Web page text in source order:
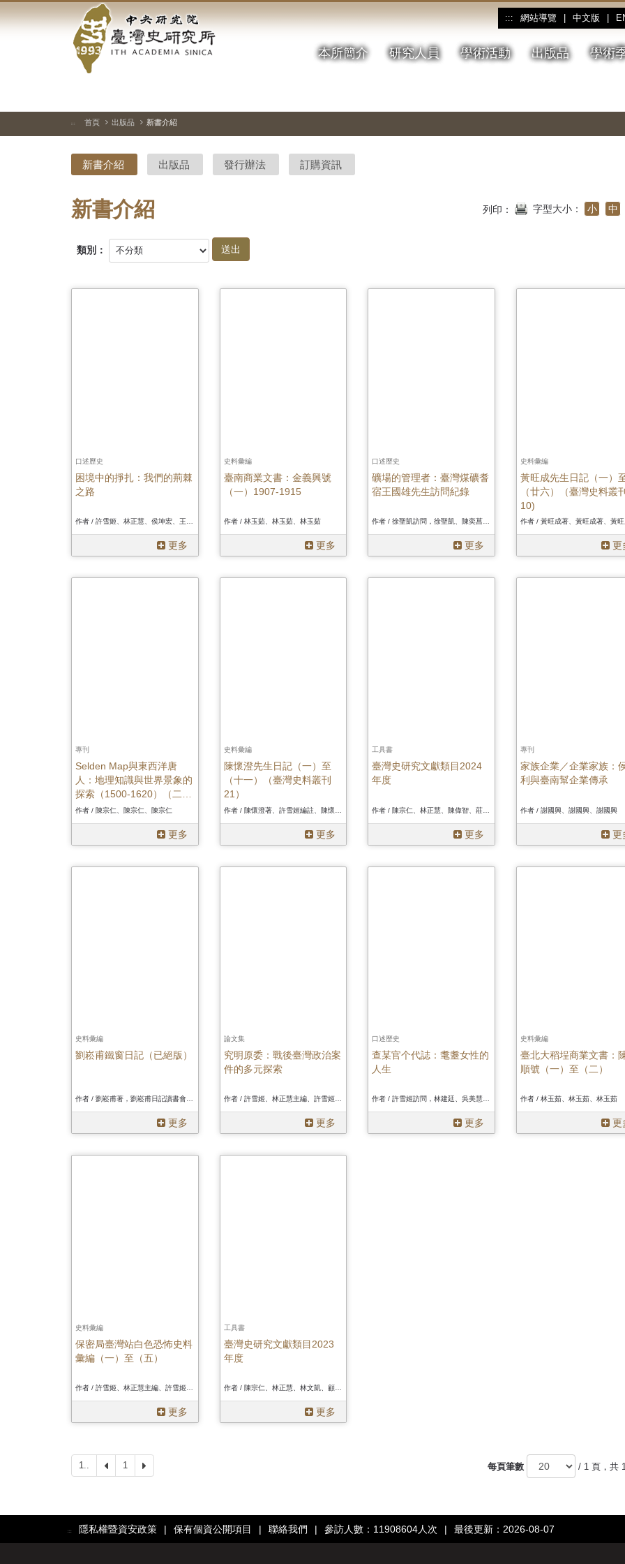
到
中
央
研
院-
臺
灣
史
究
所-
::: 網站導覽 中文版
本所簡介 研究人員 學術活動 出版品 學術
::: 首頁 出版品 新書介紹
新書介紹 出版品 發行辦法 訂購資訊
新書介紹 列印： 字型大小： 小 中
類別：
口述歷史
困境中的掙扎：我們的荊棘
之路
更多
史料彙編
臺南商業文書：金義興號
（一）1907-1915
作者 / 林玉茹、林玉茹、林玉茹
更多
口述歷史
礦場的管理者：臺灣煤礦耆
宿王國雄先生訪問紀錄
更多
史料彙編
黃旺成先生日記（一）
（廿六）（臺灣史料叢
10)
作者 / 黃旺成著、黃旺成著、黃
更
專刊
Selden Map與東西洋唐
人：地理知識與世界景象的
探索（1500-1620）（二
版）
作者 / 陳宗仁、陳宗仁、陳宗仁
更多
史料彙編
陳懷澄先生日記（一）至
（十一）（臺灣史料叢刊
21）
更多
工具書
臺灣史研究文獻類目2024
年度
更多
專刊
家族企業／企業家族：
利與臺南幫企業傳承
作者 / 謝國興、謝國興、謝國興
更
史料彙編
劉崧甫鐵窗日記（已絕版）
作者 / 劉崧甫著，劉崧甫日記讀書會編註、劉崧甫著，劉崧甫日記讀書會編註、劉崧甫著，劉崧甫日記讀書會編註
更多
論文集
究明原委：戰後臺灣政治案
件的多元探索
作者 / 許雪姬、林正慧主編、許雪姬、林正慧主編、許雪姬、林正慧主編
更多
口述歷史
查某官个代誌：耄耋女性的
人生
作者 / 許雪姬訪問，林建廷、吳美慧、丘慧君、徐紹綱記錄、許雪姬訪問，林建廷、吳美慧、丘慧君、徐紹綱記錄、許雪姬訪問，林建廷、吳美慧、丘慧君、徐紹綱記錄
更多
史料彙編
臺北大稻埕商業文書：
順號（一）至（二）
作者 / 林玉茹、林玉茹、林玉茹
更
史料彙編
保密局臺灣站白色恐怖史料
彙編（一）至（五）
更多
工具書
臺灣史研究文獻類目2023
年度
作者 / 陳宗仁、林正慧、林文凱、顧雅文、陳姃湲、陳偉智、費德廉編、陳宗仁、林正慧、林文凱、顧雅文、陳姃湲、陳偉智、費德廉編、陳宗仁、林正慧、林文凱、顧雅文、陳姃湲、陳偉智、費德廉編
更多
1..
上
一
1
一
每頁筆數 / 1 頁，共
::: 隱私權暨資安政策 | 保有個資公開項目 | 聯絡我們 | 參訪人數：11908604人次 | 最後更新：2026-08-07